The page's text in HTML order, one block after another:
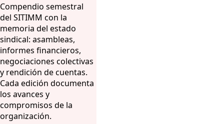
Compendio semestral
del SITIMM con la
memoria del estado
sindical: asambleas,
informes financieros,
negociaciones colectivas
y rendición de cuentas.
Cada edición documenta
los avances y
compromisos de la
organización.